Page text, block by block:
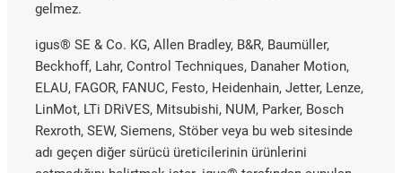
gelmez.
igus® SE & Co. KG, Allen Bradley, B&R, Baumüller,
Beckhoff, Lahr, Control Techniques, Danaher Motion,
ELAU, FAGOR, FANUC, Festo, Heidenhain, Jetter, Lenze,
LinMot, LTi DRiVES, Mitsubishi, NUM, Parker, Bosch
Rexroth, SEW, Siemens, Stöber veya bu web sitesinde
adı geçen diğer sürücü üreticilerinin ürünlerini